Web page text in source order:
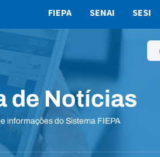
FIEPA SENAI SESI
de Notícias
informações do Sistema FIEPA